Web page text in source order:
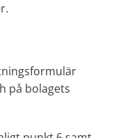
på bolagets